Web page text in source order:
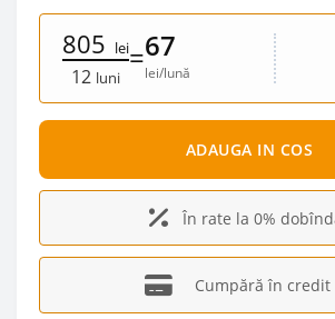
805 lei
12 luni
=67
lei/lună
ADAUGA IN COS
În rate la 0%
Cumpără în credit